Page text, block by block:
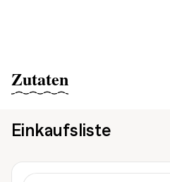
Zutaten